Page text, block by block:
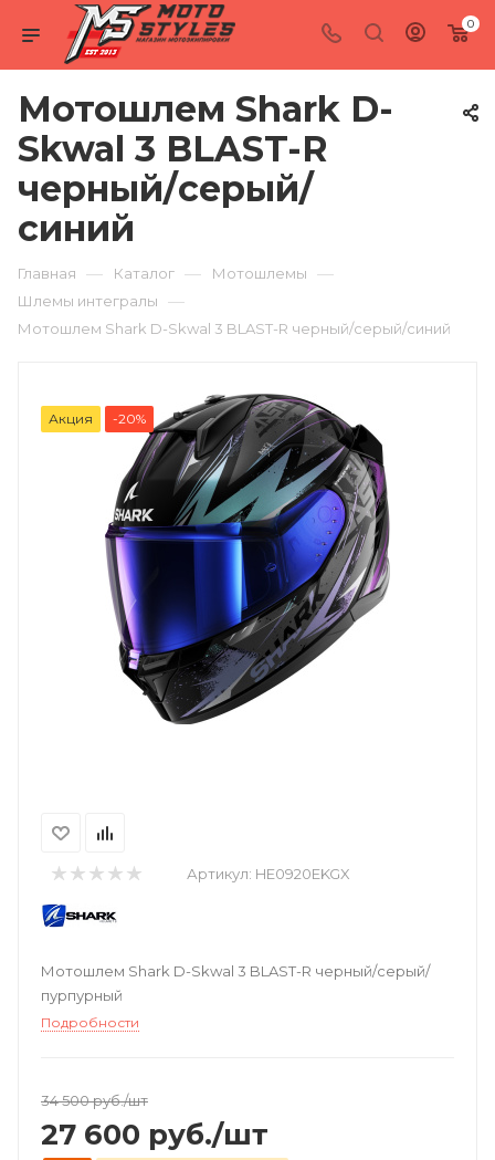
0
Мотошлем Shark D-
Skwal 3 BLAST-R
черный/серый/
синий
Главная — Каталог — Мотошлемы —
Шлемы интегралы —
Мотошлем Shark D-Skwal 3 BLAST-R черный/серый/синий
Акция -20%
Артикул: HE0920EKGX
Мотошлем Shark D-Skwal 3 BLAST-R черный/серый/
пурпурный
Подробности
34 500руб./шт
27 600 руб./шт